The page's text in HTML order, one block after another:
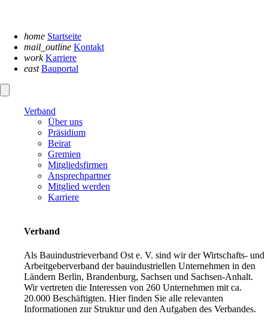
home Startseite
mail_outline Kontakt
work Karriere
east Bauportal
Verband
Über uns
Präsidium
Beirat
Gremien
Mitgliedsfirmen
Ansprechpartner
Mitglied werden
Karriere
Verband
Als Bauindustrieverband Ost e. V. sind wir der Wirtschafts- und
Arbeitgeberverband der bauindustriellen Unternehmen in den
Ländern Berlin, Brandenburg, Sachsen und Sachsen-Anhalt.
Wir vertreten die Interessen von 260 Unternehmen mit ca.
20.000 Beschäftigten. Hier finden Sie alle relevanten
Informationen zur Struktur und den Aufgaben des Verbandes.